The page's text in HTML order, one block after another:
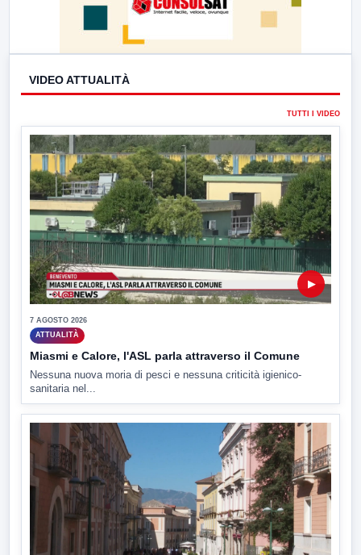
VIDEO ATTUALITÀ
TUTTI I VIDEO
▶
7 AGOSTO 2026
ATTUALITÀ
Miasmi e Calore, l'ASL parla attraverso il Comune
Nessuna nuova moria di pesci e nessuna criticità igienico-
sanitaria nel...